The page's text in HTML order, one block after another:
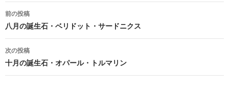
投
稿
ナ
前の投稿
八月の誕生石・ベリドット・サードニクス
次の投稿
十月の誕生石・オパール・トルマリン